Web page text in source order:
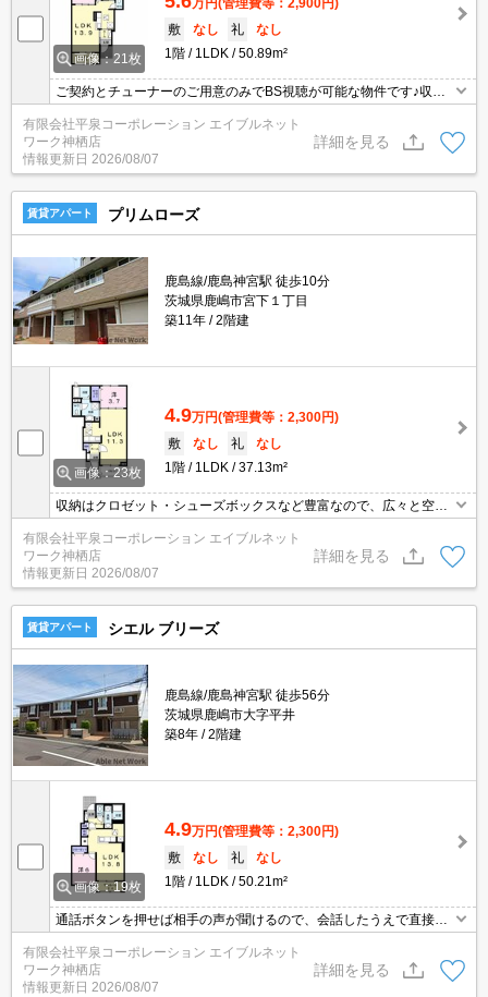
画像：21枚
万円(管理費等：2,900円)
敷
なし 礼
なし
1階
1LDK 50.89m²
ご契約とチューナーのご用意のみでBS視聴が可能な物件です♪収納
はウォークインクロゼット・シューズボックスなどが備え付けられ
ているので、衣類や日用品の収納に重宝します♪室内設備は洗面所独
立・浴室乾燥機など充実した設備を備え付けています♪このアパート
ではご相談次第でペットの飼育OKです♪賃料が月5.6万円の物件です
(^^)
有限会社平泉コーポレーション エイブルネット
ワーク神栖店
情報更新日 2026/08/07
詳細を見る
賃貸アパート プリムローズ
鹿島線/鹿島神宮駅 徒歩10分
茨城県鹿嶋市宮下１丁目
築11年
2階建
画像：23枚
4.9万円(管理費等：2,300円)
敷
なし 礼
なし
1階
1LDK 37.13m²
収納はクロゼット・シューズボックスなど豊富なので、広々と空間
を利用することも可能です♪ドアを開けたり直接会話しなくてもモニ
ター越しに来訪者を確認できるモニター付きインターホンを設置♪鍵
がかけられる宅配ボックスは、外に置く置き配よりも安全に荷物の
受け取りを行うことができます♪バルコニーをご活用いただけます(*
´ω`*)
有限会社平泉コーポレーション エイブルネット
ワーク神栖店
情報更新日 2026/08/07
詳細を見る
賃貸アパート シエル ブリーズ
鹿島線/鹿島神宮駅 徒歩56分
茨城県鹿嶋市大字平井
築8年
2階建
画像：19枚
4.9万円(管理費等：2,300円)
敷
なし 礼
なし
1階
1LDK 50.21m²
通話ボタンを押せば相手の声が聞けるので、会話したうえで直接会
うかを決められるインターホンが備わっております◎収納はシュー
ズボックス・ウォークインクロゼットなど豊富なので、衣類や履き
物の整理がしやすく便利です◎室内設備は浴室乾燥機・洗面所独立
など充実した設備を備え付けています◎こちらの物件は現在空家で
有限会社平泉コーポレーション エイブルネット
ワーク神栖店
情報更新日 2026/08/07
詳細を見る